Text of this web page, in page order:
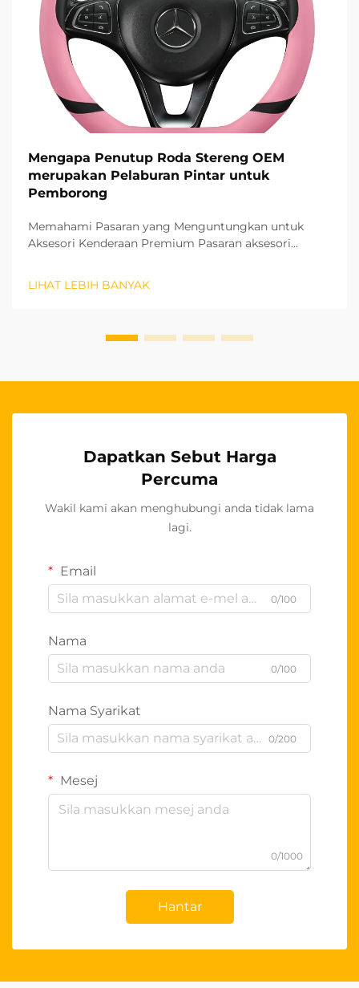
Mengapa Penutup Roda Stereng OEM
merupakan Pelaburan Pintar untuk
Pemborong
Memahami Pasaran yang Menguntungkan untuk
Aksesori Kenderaan Premium Pasaran aksesori
segmen produk yang amat menguntungkan bagi
LIHAT LEBIH BANYAK
Dapatkan Sebut Harga
Percuma
Wakil kami akan menghubungi anda tidak lama
lagi.
Email
0/100
Nama
0/100
Nama Syarikat
0/200
Mesej
0/1000
Hantar